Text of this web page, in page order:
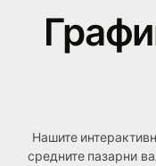
Нашите
средните пазарни